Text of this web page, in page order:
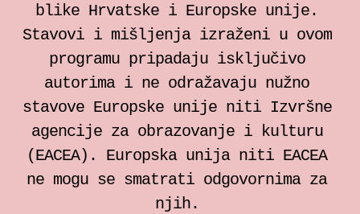
blike Hrvatske i Europske unije.
Stavovi i mišljenja izraženi u ovom
programu pripadaju isključivo
autorima i ne odražavaju nužno
stavove Europske unije niti Izvršne
agencije za obrazovanje i kulturu
(EACEA). Europska unija niti EACEA
ne mogu se smatrati odgovornima za
njih.